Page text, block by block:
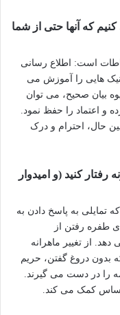
کنیم که آنها حتی از شما
است: اطلاع رسانی
هایی را آموزش می
بیان صحیح، می توان
و اعتماد را حفظ نمود.
حال، احترام و درک
رفتار کنید (و امیدوار
تمایلی به پاسخ دادن به
طفره رفتن از
از تغییر ماهرانه
بدون دروغ گفتن، حریم
را در دست می گیرند.
کمک می کند.